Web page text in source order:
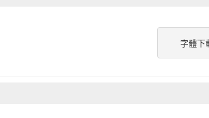
字體下